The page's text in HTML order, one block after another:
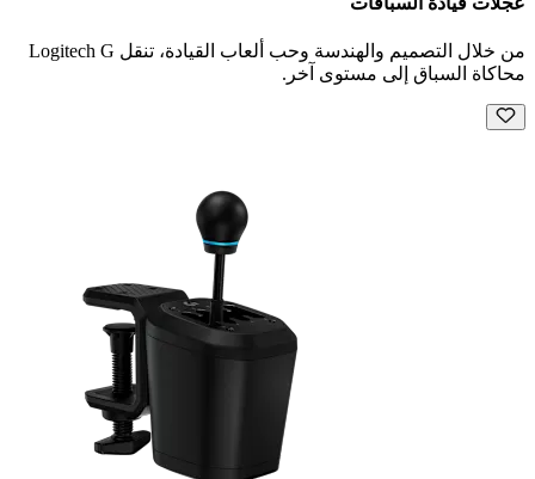
من خلال التصميم والهندسة وحب ألعاب القيادة، تنقل Logitech G
محاكاة السباق إلى مستوى آخر.